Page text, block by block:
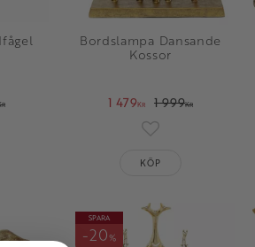
Bordslampa Dansande
Kossor
1 479KR 1 999KR
KÖP
SPARA
20%